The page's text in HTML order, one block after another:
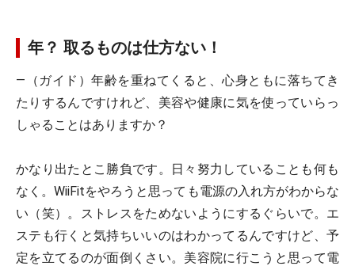
年？ 取るものは仕方ない！
―（ガイド）年齢を重ねてくると、心身ともに落ちてき
たりするんですけれど、美容や健康に気を使っていらっ
しゃることはありますか？
かなり出たとこ勝負です。日々努力していることも何も
なく。WiiFitをやろうと思っても電源の入れ方がわからな
い（笑）。ストレスをためないようにするぐらいで。エ
ステも行くと気持ちいいのはわかってるんですけど、予
定を立てるのが面倒くさい。美容院に行こうと思って電